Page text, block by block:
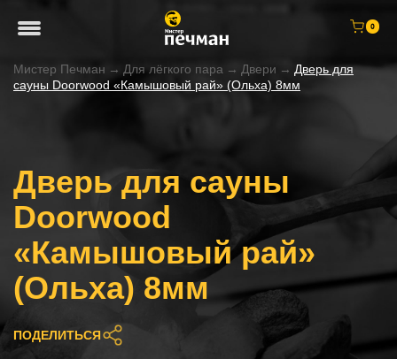
0
Мистер Печман → Для лёгкого пара → Двери → Дверь для
сауны Doorwood «Камышовый рай» (Ольха) 8мм
Дверь для сауны
Doorwood
«Камышовый рай»
(Ольха) 8мм
ПОДЕЛИТЬСЯ